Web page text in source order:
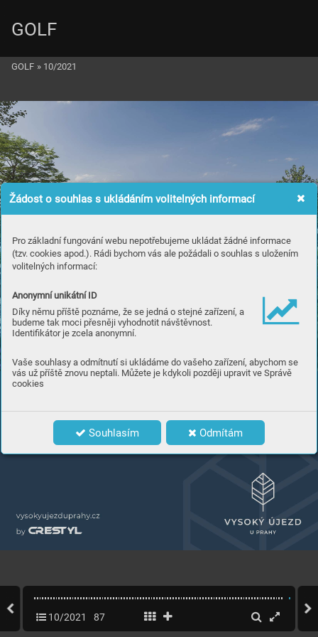
Žádost o souhlas s ukládáním volitelných informací
Pro základní fungování webu nepotřebujeme ukládat žádné informace
(tzv. cookies apod.). Rádi bychom vás ale požádali o souhlas s uložením
volitelných informací:
Anonymní unikátní ID
Díky němu příště poznáme, že se jedná o stejné zařízení, a
budeme tak moci přesněji vyhodnotit návštěvnost.
Identifikátor je zcela anonymní.
Vaše souhlasy a odmítnutí si ukládáme do vašeho zařízení, abychom se
vás už příště znovu neptali. Můžete je kdykoli později upravit ve Správě
cookies
Souhlasím Odmítám
GOLF
GOLF » 10/2021
10/2021 87